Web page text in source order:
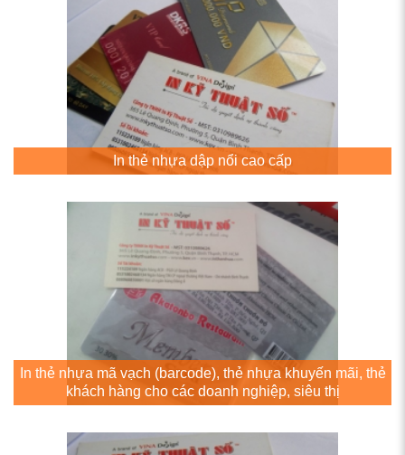
In thẻ nhựa dập nổi cao cấp
In thẻ nhựa mã vạch (barcode), thẻ nhựa khuyến mãi, thẻ
khách hàng cho các doanh nghiệp, siêu thị